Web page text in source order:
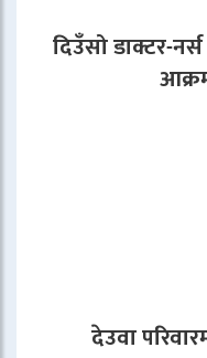
दिउँसो डाक्टर-
देउवा